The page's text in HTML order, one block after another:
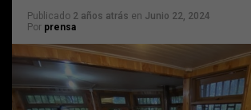
Publicado 2 años atrás en Junio 22, 2024
Por prensa